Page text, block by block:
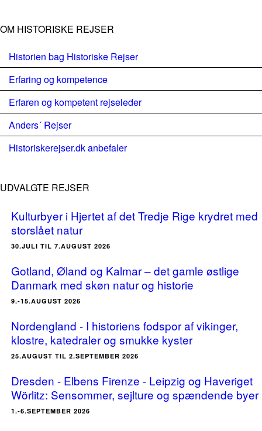
OM HISTORISKE REJSER
Historien bag Historiske Rejser
Erfaring og kompetence
Erfaren og kompetent rejseleder
Anders´ Rejser
Historiskerejser.dk anbefaler
UDVALGTE REJSER
Kulturbyer i Hjertet af det Tredje Rige krydret med
storslået natur
30.JULI TIL 7.AUGUST 2026
Gotland, Øland og Kalmar – det gamle østlige
Danmark med skøn natur og historie
9.-15.AUGUST 2026
Nordengland - I historiens fodspor af vikinger,
klostre, katedraler og smukke kyster
25.AUGUST TIL 2.SEPTEMBER 2026
Dresden - Elbens Firenze - Leipzig og Haveriget
Wörlitz: Sensommer, sejlture og spændende byer
1.-6.SEPTEMBER 2026